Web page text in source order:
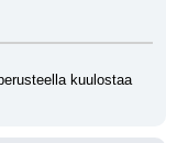
kuulostaa